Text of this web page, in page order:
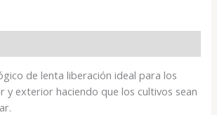
de lenta liberación ideal para los
y exterior haciendo que los cultivos sean